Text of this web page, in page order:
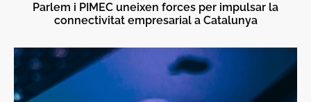
Parlem i PIMEC uneixen forces per impulsar la
connectivitat empresarial a Catalunya